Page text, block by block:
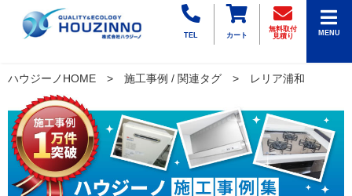
TEL カート
無料取付
見積り
MENU
ハウジーノHOME 施工事例 / 関連タグ レリア浦和